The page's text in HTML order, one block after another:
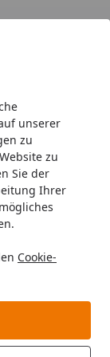
unserer
zu
zu
Sie der
Ihrer
Cookie-
JBL